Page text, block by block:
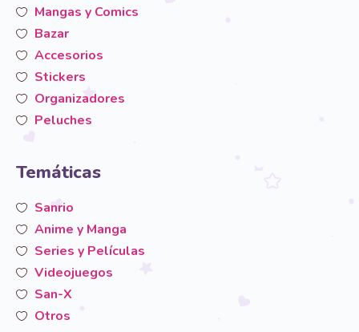
Mangas y Comics
Bazar
Accesorios
Stickers
Organizadores
Peluches
Temáticas
Sanrio
Anime y Manga
Series y Películas
Videojuegos
San-X
Otros